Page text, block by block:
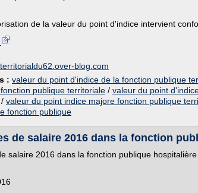
de la valeur du point d'indice intervient
blog.com
: valeur du point d'indice de la fonction publique
publique territoriale / valeur du point
/ valeur du point indice majore fonction publique
fonction publique
de salaire 2016 dans la fonction
salaire 2016 dans la fonction publique hospitalière